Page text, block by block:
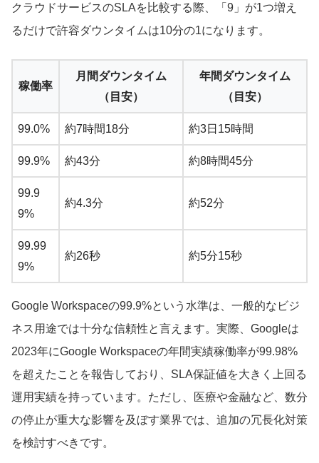
クラウドサービスのSLAを比較する際、「9」が1つ増え
るだけで許容ダウンタイムは10分の1になります。
稼働率
月間ダウンタイム
（目安）
年間ダウンタイム
（目安）
99.0% 約7時間18分 約3日15時間
99.9% 約43分 約8時間45分
99.9
9%
約4.3分 約52分
99.99
9%
約26秒 約5分15秒
Google Workspaceの99.9%という水準は、一般的なビジ
ネス用途では十分な信頼性と言えます。実際、Googleは
2023年にGoogle Workspaceの年間実績稼働率が99.98%
を超えたことを報告しており、SLA保証値を大きく上回る
運用実績を持っています。ただし、医療や金融など、数分
の停止が重大な影響を及ぼす業界では、追加の冗長化対策
を検討すべきです。